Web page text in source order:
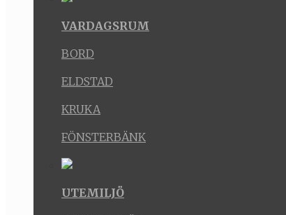
VARDAGSRUM
BORD
ELDSTAD
KRUKA
FÖNSTERBÄNK
UTEMILJÖ